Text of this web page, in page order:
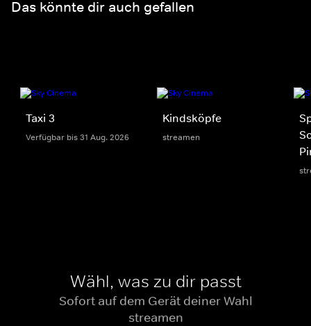
Das könnte dir auch gefallen
Taxi 3
Verfügbar bis 31 Aug. 2026
Kindsköpfe
streamen
Wähl, was zu dir passt
Sofort auf dem Gerät deiner Wahl
streamen